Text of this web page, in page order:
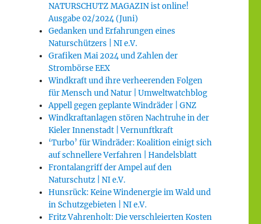
NATURSCHUTZ MAGAZIN ist online!
Ausgabe 02/2024 (Juni)
Gedanken und Erfahrungen eines
Naturschützers | NI e.V.
Grafiken Mai 2024 und Zahlen der
Strombörse EEX
Windkraft und ihre verheerenden Folgen
für Mensch und Natur | Umweltwatchblog
Appell gegen geplante Windräder | GNZ
Windkraftanlagen stören Nachtruhe in der
Kieler Innenstadt | Vernunftkraft
‘Turbo’ für Windräder: Koalition einigt sich
auf schnellere Verfahren | Handelsblatt
Frontalangriff der Ampel auf den
Naturschutz | NI e.V.
Hunsrück: Keine Windenergie im Wald und
in Schutzgebieten | NI e.V.
Fritz Vahrenholt: Die verschleierten Kosten